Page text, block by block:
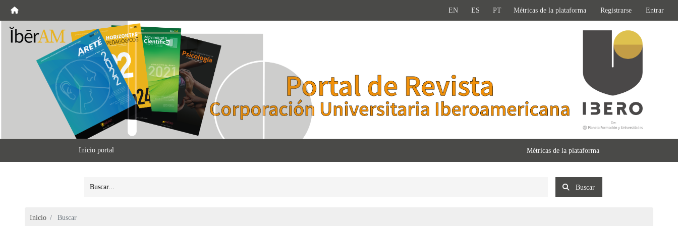
EN ES PT Métricas de la plataforma Registrarse Entrar
Inicio portal Métricas de la plataforma
Buscar
Inicio Buscar